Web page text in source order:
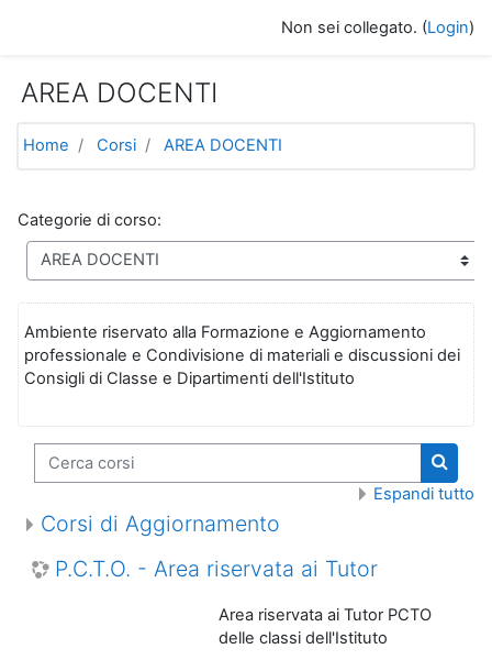
Non sei collegato. (Login)
AREA DOCENTI
Home Corsi AREA DOCENTI
Categorie di corso:
Ambiente riservato alla Formazione e Aggiornamento
professionale e Condivisione di materiali e discussioni dei
Consigli di Classe e Dipartimenti dell'Istituto
Cerca corsi
Cerca
Espandi tutto
Corsi di Aggiornamento
P.C.T.O. - Area riservata ai Tutor
Area riservata ai Tutor PCTO
delle classi dell'Istituto